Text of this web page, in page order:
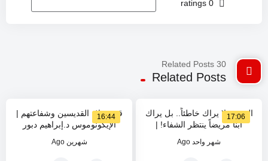
0 ratings
30 Related Posts
Related Posts
17:06
المسيح لا يراك خاطئاً.. بل يراك
ابناً مريضاً ينتظر الشفاء! |
الأرشمندريت أثناسيوس قاقيش
شهر واحد Ago
16:44
قوة صلاة القديسين وشفاعتهم |
الإيكونوموس د.إبراهيم دبور
شهرين Ago